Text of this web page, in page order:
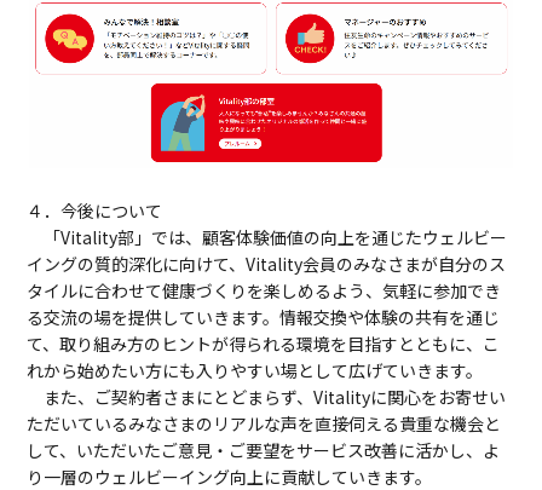
４．今後について
「Vitality部」では、顧客体験価値の向上を通じたウェルビー
イングの質的深化に向けて、Vitality会員のみなさまが自分のス
タイルに合わせて健康づくりを楽しめるよう、気軽に参加でき
る交流の場を提供していきます。情報交換や体験の共有を通じ
て、取り組み方のヒントが得られる環境を目指すとともに、こ
れから始めたい方にも入りやすい場として広げていきます。
また、ご契約者さまにとどまらず、Vitalityに関心をお寄せい
ただいているみなさまのリアルな声を直接伺える貴重な機会と
して、いただいたご意見・ご要望をサービス改善に活かし、よ
り一層のウェルビーイング向上に貢献していきます。